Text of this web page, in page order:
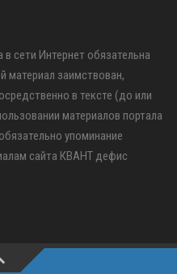
сети Интернет обязательна
материал заимствован,
в тексте (до или
материалов портала
упоминание
сайта КВАНТ дефис